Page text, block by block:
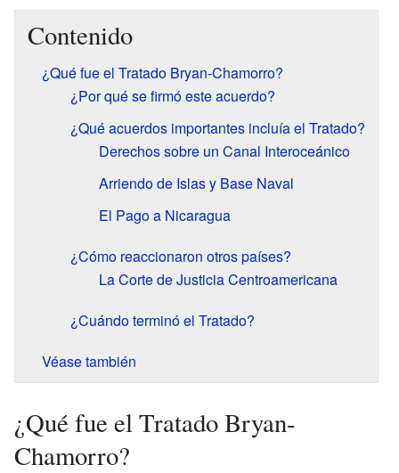
Contenido
¿Qué fue el Tratado Bryan-Chamorro?
¿Por qué se firmó este acuerdo?
¿Qué acuerdos importantes incluía el Tratado?
Derechos sobre un Canal Interoceánico
Arriendo de Islas y Base Naval
El Pago a Nicaragua
¿Cómo reaccionaron otros países?
La Corte de Justicia Centroamericana
¿Cuándo terminó el Tratado?
Véase también
¿Qué fue el Tratado Bryan-
Chamorro?